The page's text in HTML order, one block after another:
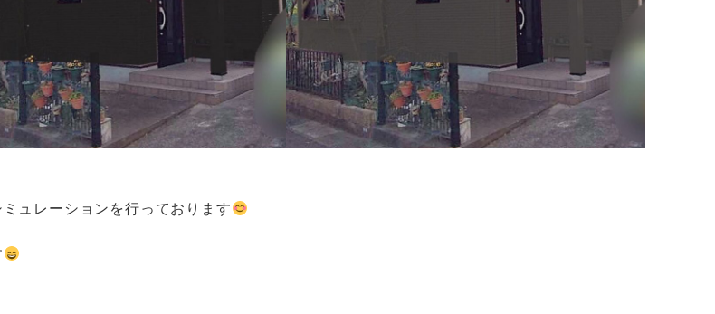
ュレーションを行っております